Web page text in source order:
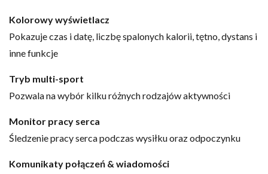
Kolorowy wyświetlacz
Pokazuje czas i datę, liczbę spalonych kalorii, tętno, dystans i
inne funkcje
Tryb multi-sport
Pozwala na wybór kilku różnych rodzajów aktywności
Monitor pracy serca
Śledzenie pracy serca podczas wysiłku oraz odpoczynku
Komunikaty połączeń & wiadomości